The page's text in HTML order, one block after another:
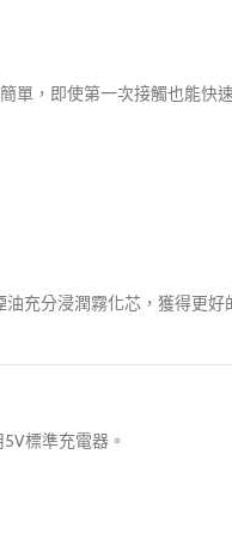
單，即使第一次接觸也能快
充分浸潤霧化芯，獲得更好
標準充電器。